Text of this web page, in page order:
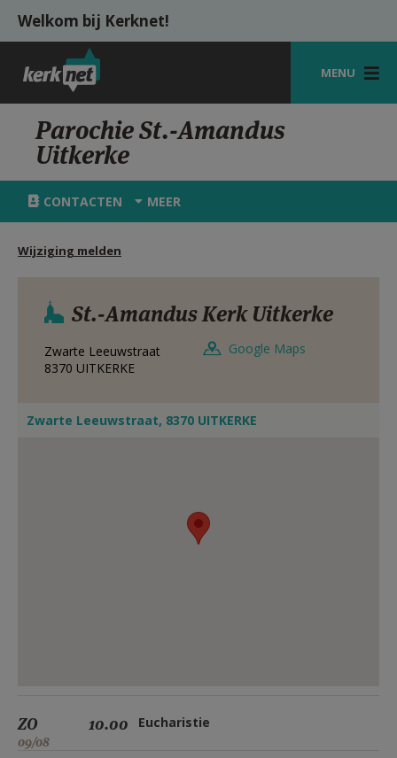
Overslaan en naar de inhoud gaan
Welkom bij Kerknet!
MENU
STARTPAGINA
KERK
VIERINGEN
HULP
MIJN PAROCHIE
AANMELDEN OF REGISTREREN
Parochie St.-Amandus
Uitkerke
CONTACTEN MEER
Wijziging melden
St.-Amandus Kerk Uitkerke
Zwarte Leeuwstraat
8370 UITKERKE
Google Maps
Zwarte Leeuwstraat, 8370 UITKERKE
ZO
09/08
10.00 Eucharistie